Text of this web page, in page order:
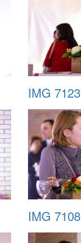
IMG 7123
IMG 7108